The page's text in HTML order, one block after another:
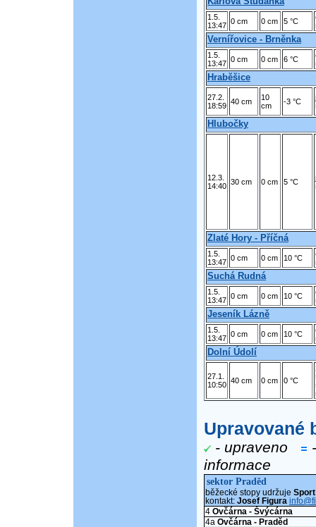
1.5.
13:47 0 cm 0 cm 5 °C
Vernířovice - Brněnka
1.5.
13:47 0 cm 0 cm 6 °C
Hraběšice
27.2.
18:59 40 cm
10
cm
-3 °C
Hlubočky
12.3.
14:40 30 cm 0 cm 5 °C
Zlaté Hory - Příčná
1.5.
13:47 0 cm 0 cm 10 °C
Suchá Rudná
1.5.
13:47 0 cm 0 cm 10 °C
Jeseník Lázně
1.5.
13:47 0 cm 0 cm 10 °C
Dolní Údolí
27.1.
10:50 40 cm 0 cm 0 °C
Upravované
- upraveno
informace
sektor Praděd
běžecké stopy udržuje
kontakt: Josef Figura
4 Ovčárna - Švýcárna
4a Ovčárna - Praděd